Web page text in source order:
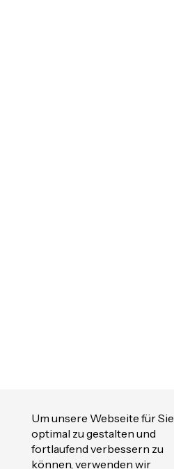
Um unsere Webseite für Sie
optimal zu gestalten und
fortlaufend verbessern zu
können, verwenden wir